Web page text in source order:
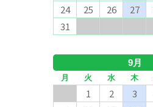
24
25 26 27
31
9月
月 火 水 木
1 2 3